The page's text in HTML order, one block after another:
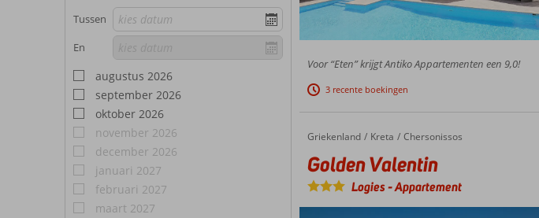
Tussen
En
augustus 2026
september 2026
oktober 2026
november 2026
december 2026
januari 2027
februari 2027
maart 2027
Voor “Eten” krijgt Antiko Appartementen een 9,0!
3 recente boekingen
Home
Griekenland Kreta Chersonissos
Golden Valentin
Golden Valentin
Logies-Appartement